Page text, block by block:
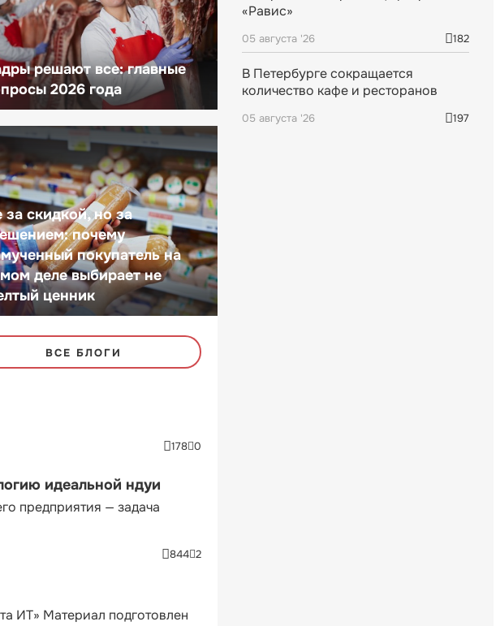
решают все: главные
2026 года
за скидкой, но за
почему
покупатель на
деле выбирает не
ценник
ВСЕ БЛОГИ
178 0
идеальной ндуи
предприятия — задача
844 2
ИТ» Материал подготовлен
«Равис»
05 августа '26 182
В Петербурге сокращается
количество кафе и ресторанов
05 августа '26 197